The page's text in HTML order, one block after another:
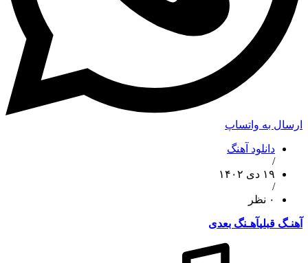
ارسال به واتساپ
دانلود آهنگ
/
۱۹ دی ۱۴۰۲
/
۰ نظر
آهنـگ قبلیآهـنگ بعدی